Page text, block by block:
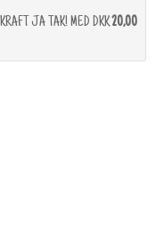
JA TAK! MED DKK20,00